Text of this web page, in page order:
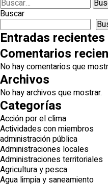
Buscar
Entradas recientes
Comentarios
No hay comentarios que
Archivos
No hay archivos que mostrar.
Categorías
Acción por el clima
Actividades con miembros
administración pública
Administraciones locales
Administraciones territoriales
Agricultura y pesca
Agua limpia y saneamiento